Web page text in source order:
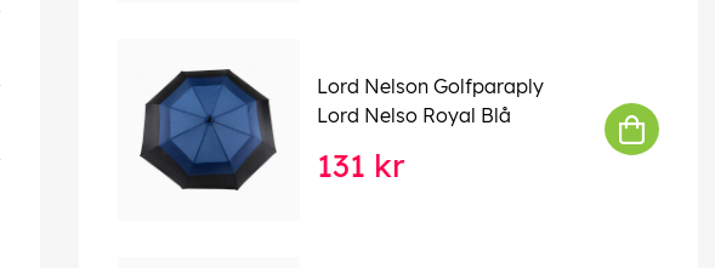
Lord Nelson Golfparaply
Lord Nelso Royal Blå
131 kr